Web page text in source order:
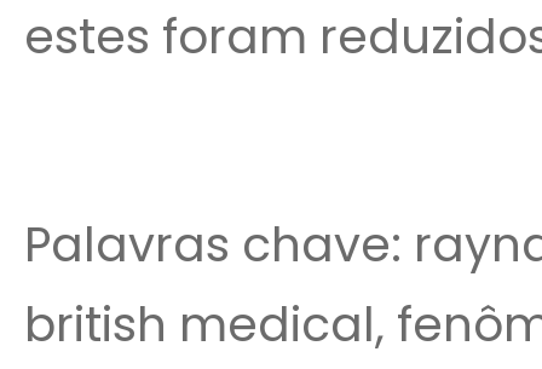
estes foram
Palavras chave:
british medical,